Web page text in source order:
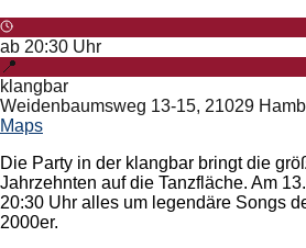
ab 20:30 Uhr
📍
klangbar
Weidenbaumsweg 13-15, 21029
Maps
Die Party in der klangbar bringt die
Jahrzehnten auf die Tanzfläche. Am
20:30 Uhr alles um legendäre Songs
2000er.